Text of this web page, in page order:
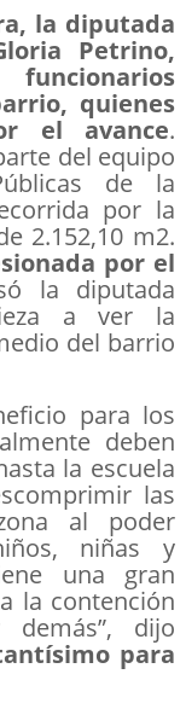
la diputada
Petrino,
quienes
el avance.
del equipo
de la
por la
2.152,10 m2.
por el
la diputada
a ver la
del barrio
para los
deben
la escuela
las
al poder
niñas y
una gran
la contención
dijo
para